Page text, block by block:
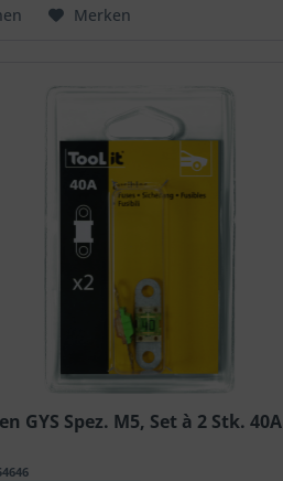
Merken
GYS Spez. M5, Set à 2 Stk. 40A